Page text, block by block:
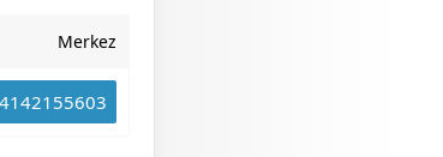
Merkez